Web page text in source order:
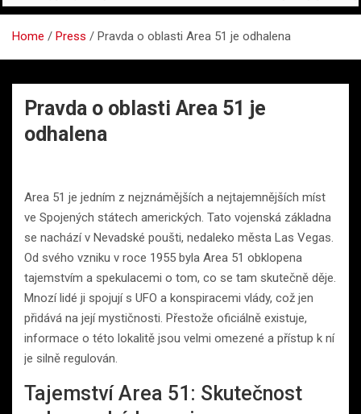
Home Press Pravda o oblasti Area 51 je odhalena
Pravda o oblasti Area 51 je
odhalena
Area 51 je jedním z nejznámějších a nejtajemnějších míst
ve Spojených státech amerických. Tato vojenská základna
se nachází v Nevadské poušti, nedaleko města Las Vegas.
Od svého vzniku v roce 1955 byla Area 51 obklopena
tajemstvím a spekulacemi o tom, co se tam skutečně děje.
Mnozí lidé ji spojují s UFO a konspiracemi vlády, což jen
přidává na její mystičnosti. Přestože oficiálně existuje,
informace o této lokalitě jsou velmi omezené a přístup k ní
je silně regulován.
Tajemství Area 51: Skutečnost